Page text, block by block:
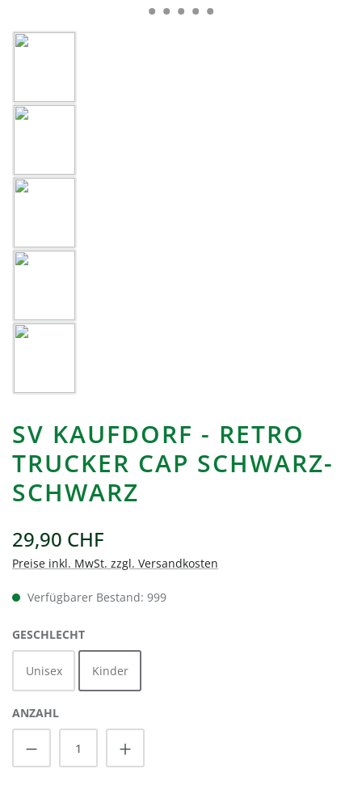
SV KAUFDORF - RETRO
TRUCKER CAP SCHWARZ-
SCHWARZ
29,90 CHF
Preise inkl. MwSt. zzgl. Versandkosten
Verfügbarer Bestand: 999
GESCHLECHTAUSWÄHLEN
Unisex Kinder
ANZAHL
Produkt Anzahl: Gib den gewünschten